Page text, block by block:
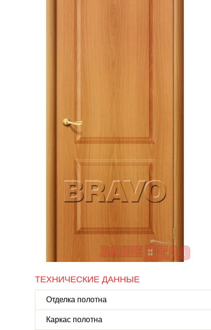
ТЕХНИЧЕСКИЕ ДАННЫЕ
Отделка полотна
Каркас полотна